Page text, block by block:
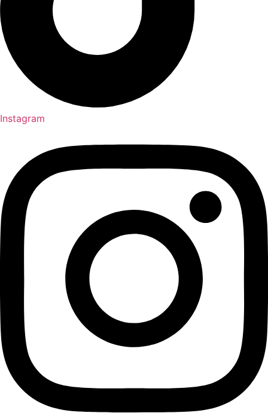
Instagram